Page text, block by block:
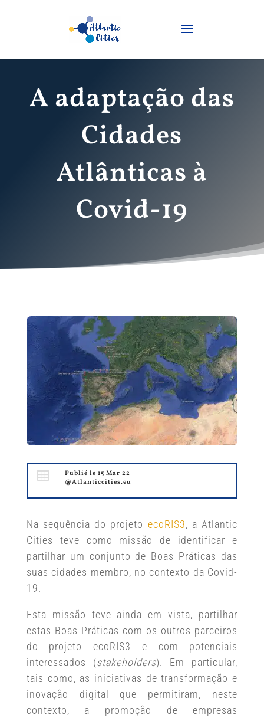
A adaptação das
Cidades
Atlânticas à
Covid-19

Publié le 15 Mar 22
@Atlanticcities.eu
Na sequência do projeto ecoRIS3, a Atlantic
Cities teve como missão de identificar e
partilhar um conjunto de Boas Práticas das
suas cidades membro, no contexto da Covid-
19.
Esta missão teve ainda em vista, partilhar
estas Boas Práticas com os outros parceiros
do projeto ecoRIS3 e com potenciais
interessados (stakeholders). Em particular,
tais como, as iniciativas de transformação e
inovação digital que permitiram, neste
contexto, a promoção de empresas